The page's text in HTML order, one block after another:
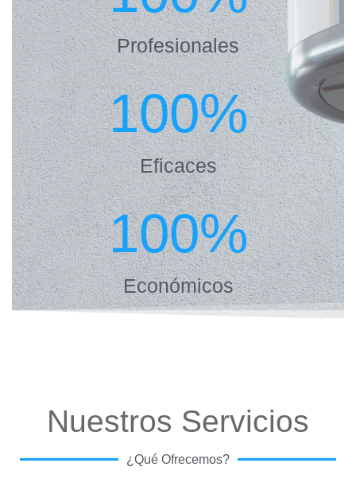
Profesionales
Eficaces
100%
Económicos
100%
Nuestros Servicios
¿Qué Ofrecemos?